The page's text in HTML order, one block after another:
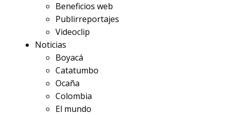
Beneficios web
Publirreportajes
Videoclip
Noticias
Boyacá
Catatumbo
Ocaña
Colombia
El mundo